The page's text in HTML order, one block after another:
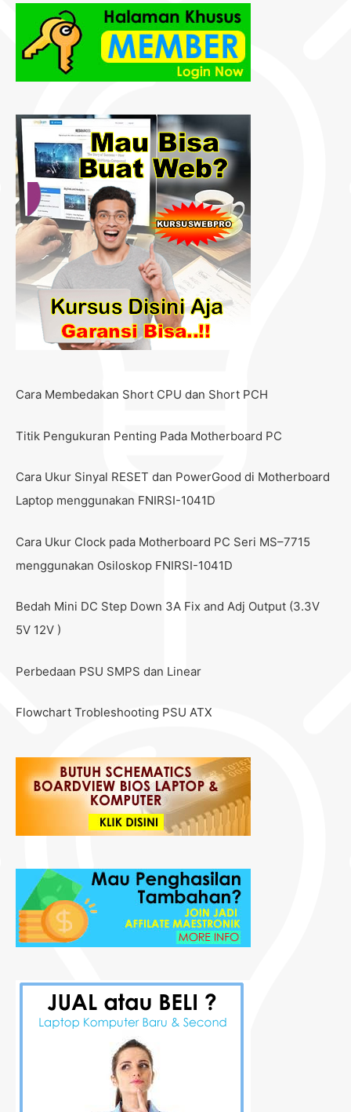
Cara Membedakan Short CPU dan Short PCH
Titik Pengukuran Penting Pada Motherboard PC
Cara Ukur Sinyal RESET dan PowerGood di Motherboard
Laptop menggunakan FNIRSI-1041D
Cara Ukur Clock pada Motherboard PC Seri MS–7715
menggunakan Osiloskop FNIRSI-1041D
Bedah Mini DC Step Down 3A Fix and Adj Output (3.3V
5V 12V )
Perbedaan PSU SMPS dan Linear
Flowchart Trobleshooting PSU ATX